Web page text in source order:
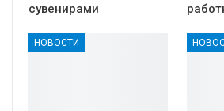
сувенирами
НОВОСТИ